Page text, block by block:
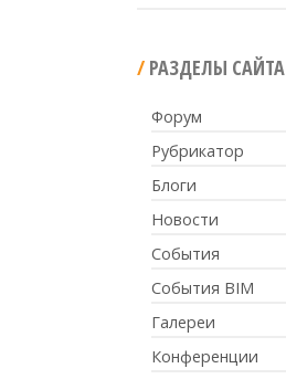
РАЗДЕЛЫ САЙТА
Форум
Рубрикатор
Блоги
Новости
События
События BIM
Галереи
Конференции